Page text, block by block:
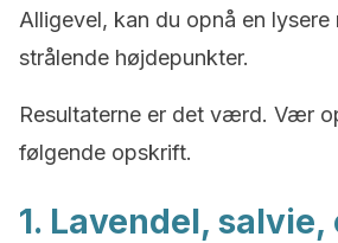
Alligevel, kan du opnå en lysere
strålende højdepunkter.
Resultaterne er det værd. Vær
følgende opskrift.
1. Lavendel,